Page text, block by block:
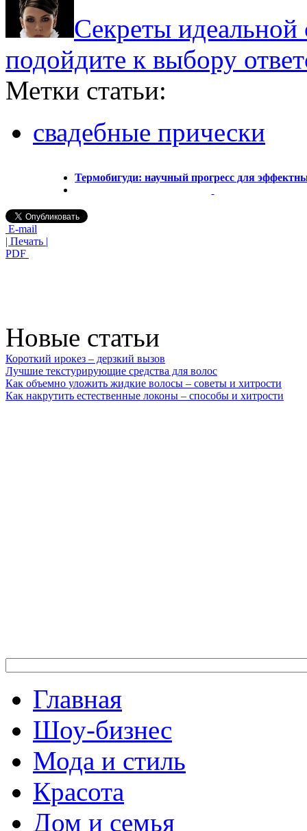
Секреты идеальной
подойдите к выбору
Метки статьи:
свадебные прически
Термобигуди: научный прогресс для
E-mail
| Печать |
PDF
Новые статьи
Короткий ирокез – дерзкий вызов
Лучшие текстурирующие средства для волос
Как объемно уложить жидкие волосы – советы и хитрости
Как накрутить естественные локоны – способы и хитрости
Главная
Шоу-бизнес
Мода и стиль
Красота
Дом и семья